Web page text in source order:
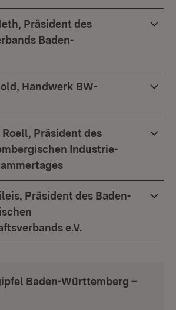
Präsident des
Baden-
Handwerk BW-
Roell, Präsident des
Industrie-
Präsident des Baden-
e.V.
Baden-Württemberg –